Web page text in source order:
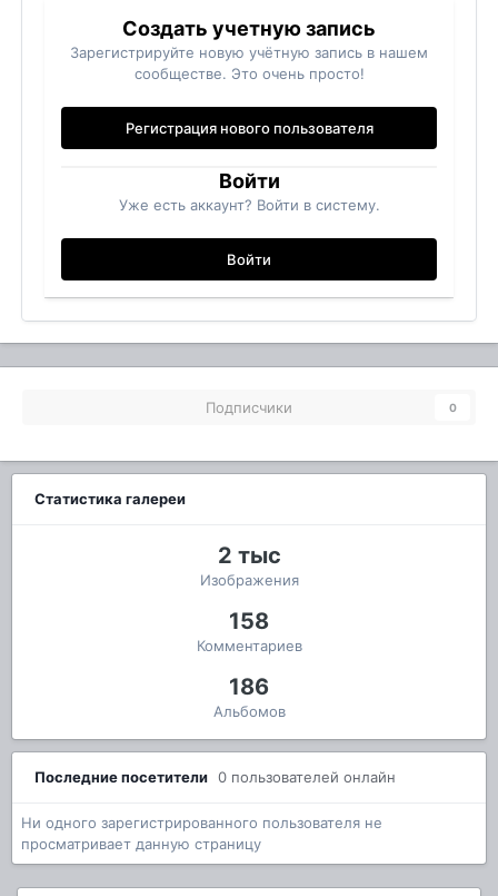
Создать учетную запись
Зарегистрируйте новую учётную запись в нашем
сообществе. Это очень просто!
Регистрация нового пользователя
Войти
Уже есть аккаунт? Войти в систему.
Войти
Подписчики 0
Статистика галереи
2 тыс
Изображения
158
Комментариев
186
Альбомов
Последние посетители 0 пользователей онлайн
Ни одного зарегистрированного пользователя не
просматривает данную страницу